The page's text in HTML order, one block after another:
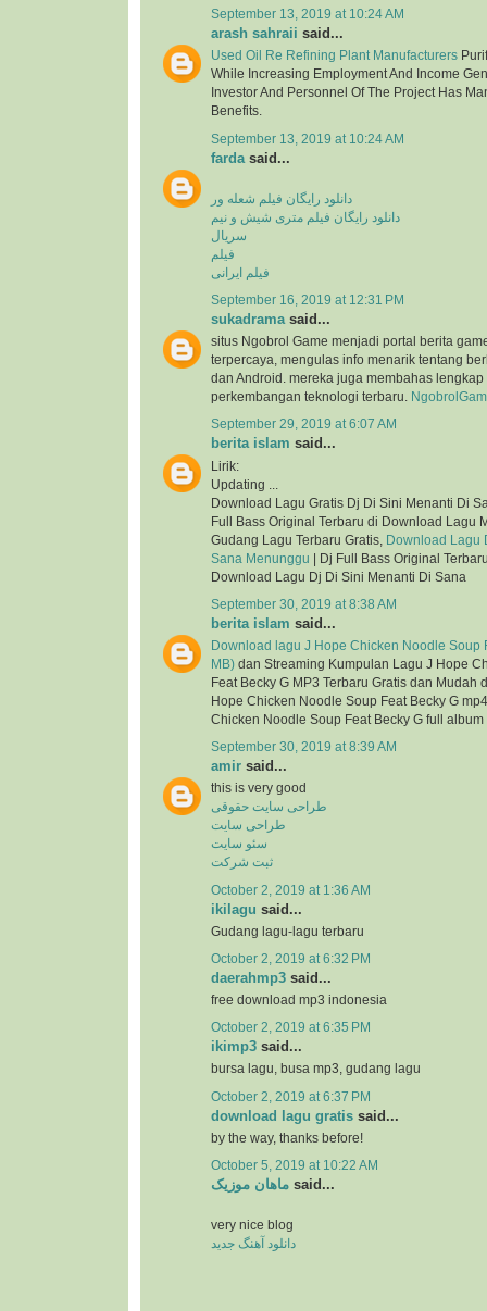
September 13, 2019 at 10:24 AM
arash sahraii said...
Used Oil Re Refining Plant Manufacturers
While Increasing Employment And Income
Investor And Personnel Of The Project Has
Benefits.
September 13, 2019 at 10:24 AM
farda said...
دانلود رایگان فیلم شعله ور
دانلود رایگان فیلم متری شیش و نیم
سریال
فیلم
فیلم ایرانی
September 16, 2019 at 12:31 PM
sukadramasaid...
situs Ngobrol Game menjadi portal berita
terpercaya, mengulas info menarik tentang
dan Android. mereka juga membahas lengkap
perkembangan teknologi terbaru.
September 29, 2019 at 6:07 AM
berita islam said...
Lirik:
Updating ...
Download Lagu Gratis Dj Di Sini Menanti Di
Full Bass Original Terbaru di Download Lagu
Gudang Lagu Terbaru Gratis,
Download Lagu
Sana Menunggu | Dj Full Bass Original
Download Lagu Dj Di Sini Menanti Di Sana
September 30, 2019 at 8:38 AM
berita islam said...
Download lagu J Hope Chicken Noodle Soup
MB) dan Streaming Kumpulan Lagu J Hope
Feat Becky G MP3 Terbaru Gratis dan Mudah
Hope Chicken Noodle Soup Feat Becky G
Chicken Noodle Soup Feat Becky G full album
September 30, 2019 at 8:39 AM
amir said...
this is very good
طراحی سایت حقوقی
طراحی سایت
سئو سایت
ثبت شرکت
October 2, 2019 at 1:36 AM
ikilagu said...
Gudang lagu-lagu terbaru
October 2, 2019 at 6:32 PM
daerahmp3 said...
free download mp3 indonesia
October 2, 2019 at 6:35 PM
ikimp3 said...
bursa lagu, busa mp3, gudang lagu
October 2, 2019 at 6:37 PM
download lagu gratis said...
by the way, thanks before!
October 5, 2019 at 10:22 AM
ماهان موزیک said...
very nice blog
دانلود آهنگ جدید